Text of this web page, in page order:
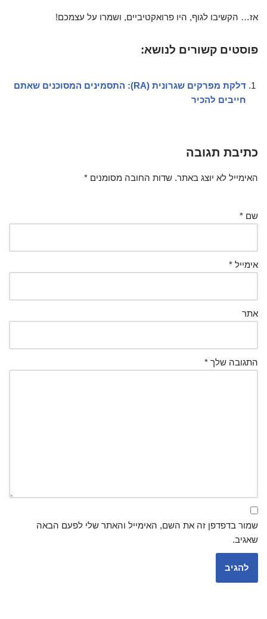
אז… הקשיבו לגוף, היו פרואקטיביים, ושמרו על עצמכם!
פוסטים קשורים לנושא:
דלקת מפרקים שגרונית (RA): התסמינים המסוכנים שאתם
חייבים להכיר
כתיבת תגובה
האימייל לא יוצג באתר. שדות החובה מסומנים *
שם *
אימייל *
אתר
התגובה שלך *
שמור בדפדפן זה את השם, האימייל והאתר שלי לפעם הבאה
שאגיב.